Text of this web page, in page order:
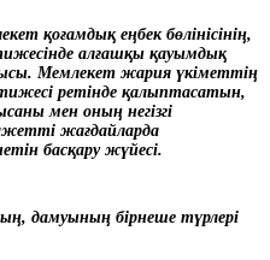
еңбек бөлінісінің,
алғашқы қауымдық
Мемлекет жария үкіметтің
ретінде қалыптасатын,
мен оның негізгі
жағдайларда
басқару жүйесі.
дамуының бірнеше түрлері